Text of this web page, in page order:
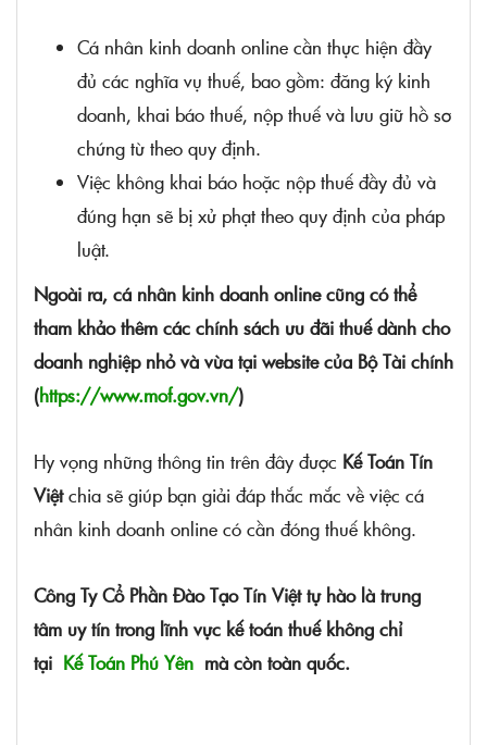
Cá nhân kinh doanh online cần thực hiện đầy
đủ các nghĩa vụ thuế, bao gồm: đăng ký kinh
doanh, khai báo thuế, nộp thuế và lưu giữ hồ sơ
chứng từ theo quy định.
Việc không khai báo hoặc nộp thuế đầy đủ và
đúng hạn sẽ bị xử phạt theo quy định của pháp
luật.
Ngoài ra, cá nhân kinh doanh online cũng có thể
tham khảo thêm các chính sách ưu đãi thuế dành cho
doanh nghiệp nhỏ và vừa tại website của Bộ Tài chính
(https://www.mof.gov.vn/)
Hy vọng những thông tin trên đây được Kế Toán Tín
Việtchia sẽ giúp bạn giải đáp thắc mắc về việc cá
nhân kinh doanh online có cần đóng thuế không.
Công Ty Cổ Phần Đào Tạo Tín Việt tự hào là trung
tâm uy tín trong lĩnh vực kế toán thuế không chỉ
tại Kế Toán Phú Yên mà còn toàn quốc.